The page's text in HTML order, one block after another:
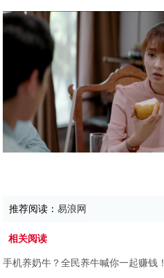
推荐阅读：易浪网
相关阅读
手机养奶牛？全民养牛喊你一起赚钱！